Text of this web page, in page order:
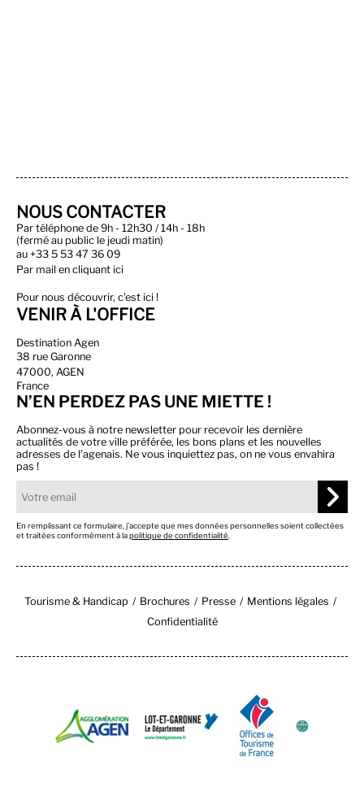
NOUS CONTACTER
Par téléphone de 9h - 12h30 / 14h - 18h
(fermé au public le jeudi matin)
au +33 5 53 47 36 09
Par mail en cliquant ici
Pour nous découvrir, c'est ici !
VENIR À L'OFFICE
Destination Agen
38 rue Garonne
47000, AGEN
France
N’EN PERDEZ PAS UNE MIETTE !
Abonnez-vous à notre newsletter pour recevoir les dernière
actualités de votre ville préférée, les bons plans et les nouvelles
adresses de l’agenais. Ne vous inquiettez pas, on ne vous envahira
pas !
En remplissant ce formulaire, j’accepte que mes données personnelles soient collectées
et traitées conformément à lapolitique de confidentialité
Tourisme & Handicap Brochures Presse
Mentions légales
Confidentialité